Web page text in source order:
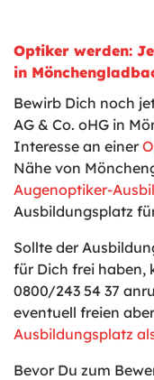
Optiker werden:
in
Bewirb Dich noch
AG & Co. oHG in
Interesse an einer
Nähe von
Augenoptiker-
Ausbildungsplatz
Sollte der
für Dich frei haben,
0800/243 54 37
eventuell freien
Ausbildungsplatz
Bevor Du zum